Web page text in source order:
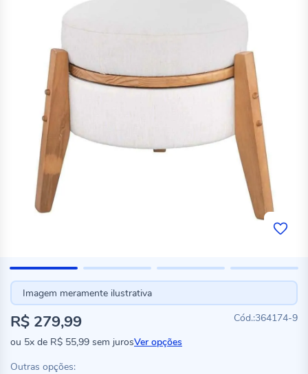
Imagem meramente ilustrativa
364174-9
R$ 279,99
ou 5x de R$ 55,99 sem jurosVer opções
Outras opções: